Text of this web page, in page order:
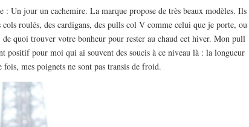
: Un jour un cachemire. La marque propose de très beaux modèles. Ils
roulés, des cardigans, des pulls col V comme celui que je porte, ou
quoi trouver votre bonheur pour rester au chaud cet hiver. Mon pull
positif pour moi qui ai souvent des soucis à ce niveau là : la longueur
fois, mes poignets ne sont pas transis de froid.